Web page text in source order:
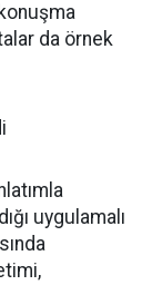
da örnek
uygulamalı